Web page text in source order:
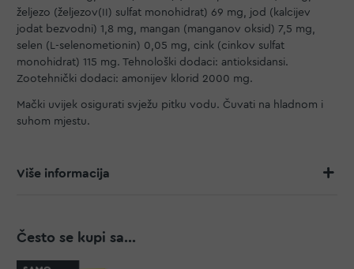
željezo (željezov(II) sulfat monohidrat) 69 mg, jod (kalcijev
jodat bezvodni) 1,8 mg, mangan (manganov oksid) 7,5 mg,
selen (L-selenometionin) 0,05 mg, cink (cinkov sulfat
monohidrat) 115 mg. Tehnološki dodaci: antioksidansi.
Zootehnički dodaci: amonijev klorid 2000 mg.
Mački uvijek osigurati svježu pitku vodu. Čuvati na hladnom i
suhom mjestu.
Više informacija
Često se kupi sa...